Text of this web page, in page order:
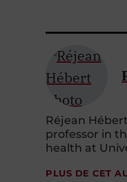
Réjean
professor in
health at
PLUS DE CET